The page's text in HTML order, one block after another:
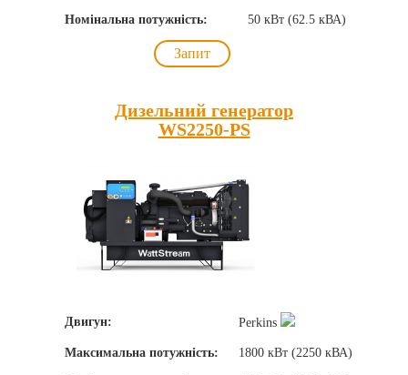
Номінальна потужність: 50 кВт (62.5 кВА)
Запит
Дизельний генератор
WS2250-PS
Двигун: Perkins
Максимальна потужність: 1800 кВт (2250 кВА)